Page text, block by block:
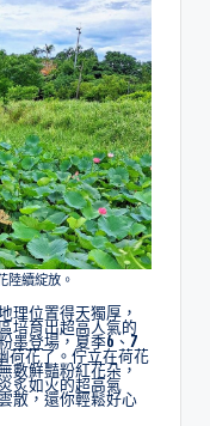
陸續綻放。
理位置得天獨厚，
培育出超高人氣的
墨登場，夏季6、7
荷花了。佇立在荷花
數鮮豔粉紅花朵，
炙如火的超高氣
散，還你輕鬆好心